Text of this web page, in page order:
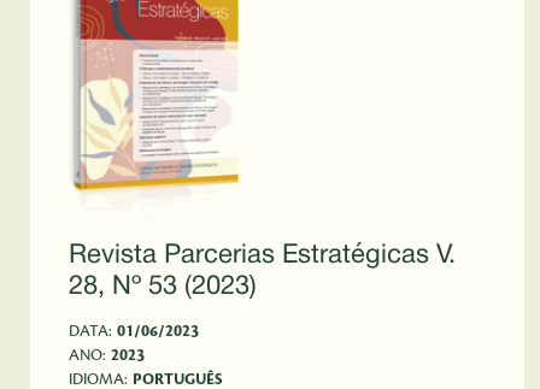
Revista Parcerias Estratégicas V.
28, Nº 53 (2023)
DATA: 01/06/2023
ANO: 2023
IDIOMA: PORTUGUÊS